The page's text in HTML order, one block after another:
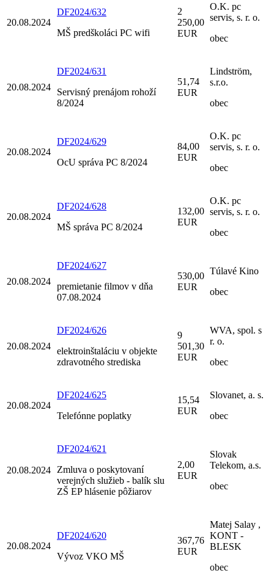
20.08.2024
DF2024/632
MŠ predškoláci PC wifi
2
250,00
EUR
O.K. pc
servis, s. r. o.
obec
20.08.2024
DF2024/631
Servisný prenájom rohoží
8/2024
51,74
EUR
Lindström,
s.r.o.
obec
20.08.2024
DF2024/629
OcU správa PC 8/2024
84,00
EUR
O.K. pc
servis, s. r. o.
obec
20.08.2024
DF2024/628
MŠ správa PC 8/2024
132,00
EUR
O.K. pc
servis, s. r. o.
obec
20.08.2024
DF2024/627
premietanie filmov v dňa
07.08.2024
530,00
EUR
Túlavé Kino
obec
20.08.2024
DF2024/626
elektroinštaláciu v objekte
zdravotného strediska
9
501,30
EUR
WVA, spol. s
r. o.
obec
20.08.2024
DF2024/625
Telefónne poplatky
15,54
EUR
Slovanet, a. s.
obec
20.08.2024
DF2024/621
Zmluva o poskytovaní
verejných služieb - balík slu
ZŠ EP hlásenie pôžiarov
2,00
EUR
Slovak
Telekom, a.s.
obec
20.08.2024
DF2024/620
Vývoz VKO MŠ
367,76
EUR
Matej Salay ,
KONT -
BLESK
obec